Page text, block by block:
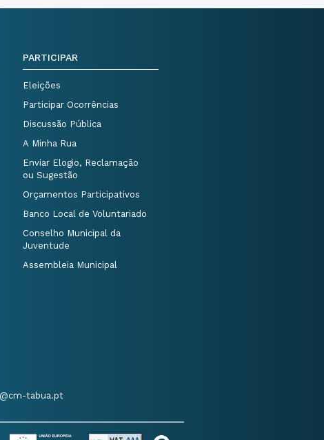
PARTICIPAR
Eleições
Participar Ocorrências
Discussão Pública
A Minha Rua
Enviar Elogio, Reclamação
ou Sugestão
Orçamentos Participativos
Banco Local de Voluntariado
Conselho Municipal da
Juventude
Assembleia Municipal
tabua.pt